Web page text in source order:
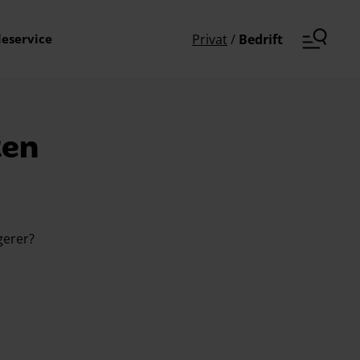
Privat / Bedrift